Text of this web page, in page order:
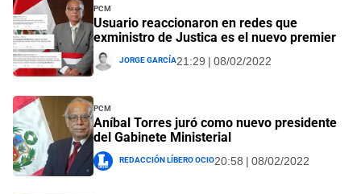
PCM
Usuario reaccionaron en redes que
exministro de Justica es el nuevo premier
Jorge García21:29 | 08/02/2022
PCM
Aníbal Torres juró como nuevo presidente
del Gabinete Ministerial
Redacción Líbero Ocio20:58 | 08/02/2022